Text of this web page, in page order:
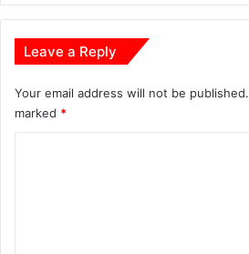
Leave a Reply
Your email address will not be published.
marked *